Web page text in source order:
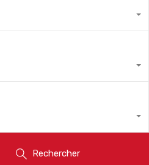
Rechercher